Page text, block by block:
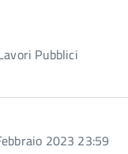
Pubblici
2023 23:59